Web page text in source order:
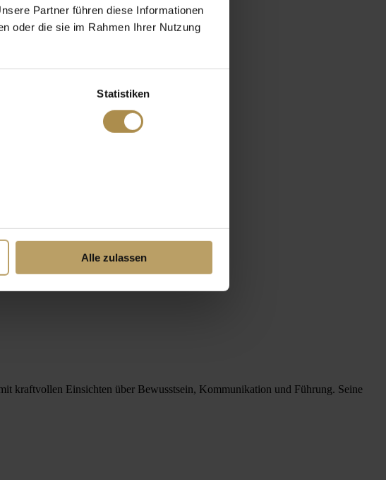
Partner führen diese Informationen
oder die sie im Rahmen Ihrer Nutzung
Statistiken
Alle zulassen
kraftvollen Einsichten über Bewusstsein, Kommunikation und Führung. Seine